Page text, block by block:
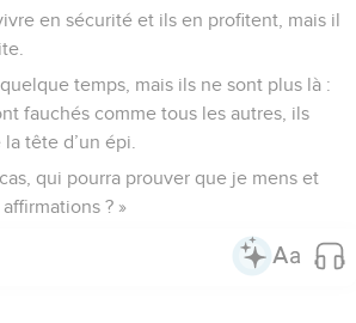
en sécurité et ils en profitent, mais il
temps, mais ils ne sont plus là :
fauchés comme tous les autres, ils
tête d’un épi.
qui pourra prouver que je mens et
? »